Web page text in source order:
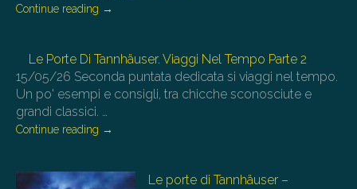
Continue reading →
Le Porte Di Tannhäuser. Viaggi Nel Tempo Parte 2
15/05/26 Seconda puntata dedicata si viaggi nel tempo.
Un po' esempi e consigli, tra chicche sconosciute e
grandi classici. …
Continue reading →
Le porte di Tannhäuser –